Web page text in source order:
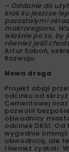
– Oddanie do
krok ku jeszcze
pozostałymi
makroregionu.
właśnie po to, by
również jeśli
Artur Soboń,
Rozwoju.
Nowa droga
Projekt objął
odcinku od
Cementowej
pozwolił
obwodnicy
odcinek DK51.
wygodnie
obwodnicą, ale
również zyskali.